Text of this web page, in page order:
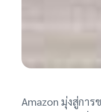
Amazon มุ่งสู่กา